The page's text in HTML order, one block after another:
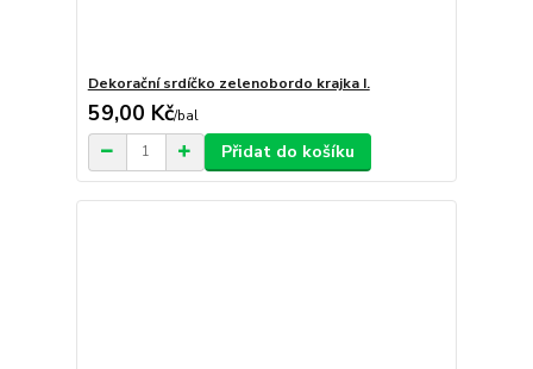
Dekorační srdíčko zelenobordo krajka I.
59,00 Kč/bal
Přidat do košíku